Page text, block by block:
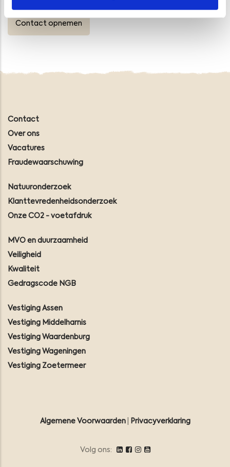
Contact opnemen
Contact
Over ons
Vacatures
Fraudewaarschuwing
Natuuronderzoek
Klanttevredenheidsonderzoek
Onze CO2 - voetafdruk
MVO en duurzaamheid
Veiligheid
Kwaliteit
Gedragscode NGB
Vestiging Assen
Vestiging Middelharnis
Vestiging Waardenburg
Vestiging Wageningen
Vestiging Zoetermeer
Algemene Voorwaarden| Privacyverklaring
Volg ons: